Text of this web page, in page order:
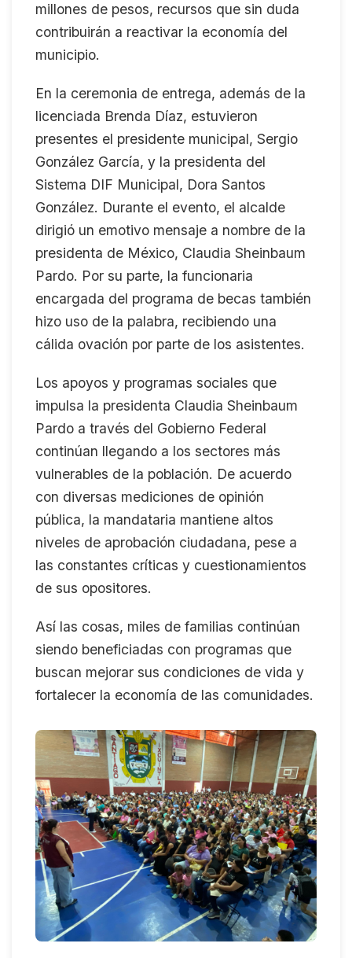
millones de pesos, recursos que sin duda
contribuirán a reactivar la economía del
municipio.
En la ceremonia de entrega, además de la
licenciada Brenda Díaz, estuvieron
presentes el presidente municipal, Sergio
González García, y la presidenta del
Sistema DIF Municipal, Dora Santos
González. Durante el evento, el alcalde
dirigió un emotivo mensaje a nombre de la
presidenta de México, Claudia Sheinbaum
Pardo. Por su parte, la funcionaria
encargada del programa de becas también
hizo uso de la palabra, recibiendo una
cálida ovación por parte de los asistentes.
Los apoyos y programas sociales que
impulsa la presidenta Claudia Sheinbaum
Pardo a través del Gobierno Federal
continúan llegando a los sectores más
vulnerables de la población. De acuerdo
con diversas mediciones de opinión
pública, la mandataria mantiene altos
niveles de aprobación ciudadana, pese a
las constantes críticas y cuestionamientos
de sus opositores.
Así las cosas, miles de familias continúan
siendo beneficiadas con programas que
buscan mejorar sus condiciones de vida y
fortalecer la economía de las comunidades.